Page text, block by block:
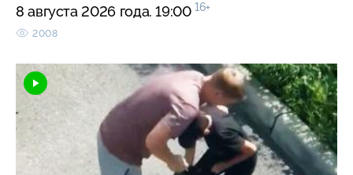
8 августа 2026 года. 19:00 16+
2008